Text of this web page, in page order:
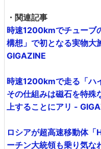
・関連記事
時速1200kmでチューブ
構想」で初となる実物大
GIGAZINE
時速1200kmで走る「ハ
その仕組みは磁石を特殊
上することにアリ -
ロシアが超高速移動体
ーチン大統領も乗り気な